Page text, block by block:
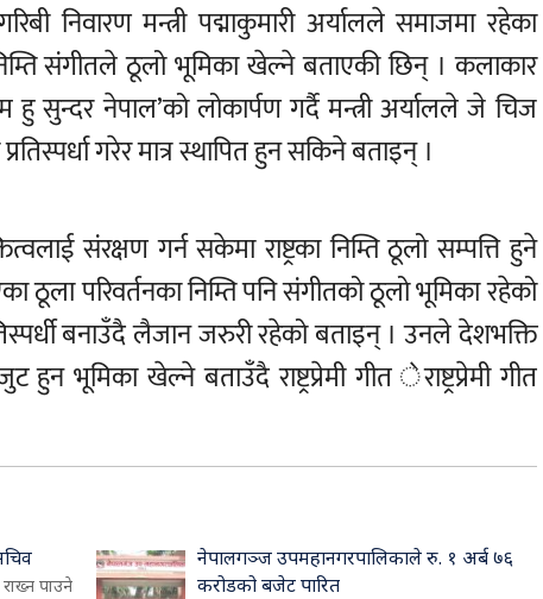
निवारण मन्त्री पद्माकुमारी अर्यालले समाजमा रहेका
संगीतले ठूलो भूमिका खेल्ने बताएकी छिन् । कलाकार
हु सुन्दर नेपाल’को लोकार्पण गर्दै मन्त्री अर्यालले जे चिज
प्रतिस्पर्धा गरेर मात्र स्थापित हुन सकिने बताइन् ।
संरक्षण गर्न सकेमा राष्ट्रका निम्ति ठूलो सम्पत्ति हुने
ठूला परिवर्तनका निम्ति पनि संगीतको ठूलो भूमिका रहेको
बनाउँदै लैजान जरुरी रहेको बताइन् । उनले देशभक्ति
हुन भूमिका खेल्ने बताउँदै राष्ट्रप्रेमी गीत ेराष्ट्रप्रेमी गीत
पाउने
नेपालगञ्ज उपमहानगरपालिकाले रु. १ अर्ब ७६
करोडको बजेट पारित